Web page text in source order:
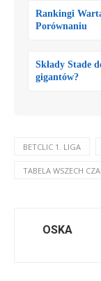
Rankingi
Porównaniu
Składy Stade
gigantów?
BETCLIC 1. LIGA
TABELA WSZECH
OSKA